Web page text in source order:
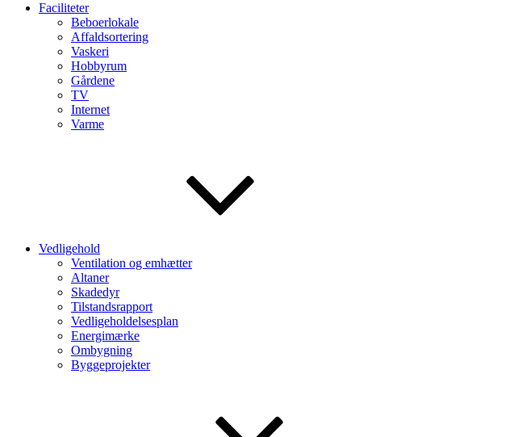
Faciliteter
Beboerlokale
Affaldsortering
Vaskeri
Hobbyrum
Gårdene
TV
Internet
Varme
Vedligehold
Ventilation og emhætter
Altaner
Skadedyr
Tilstandsrapport
Vedligeholdelsesplan
Energimærke
Ombygning
Byggeprojekter